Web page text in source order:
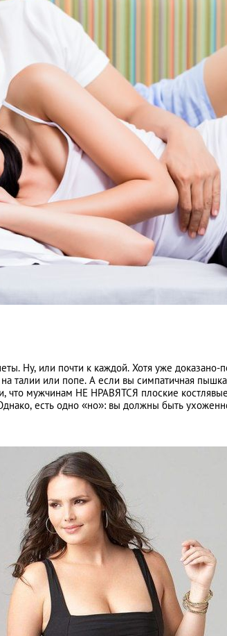
Ну, или почти к каждой. Хотя уже доказано-
талии или попе. А если вы симпатичная
что мужчинам НЕ НРАВЯТСЯ плоские
есть одно «но»: вы должны быть